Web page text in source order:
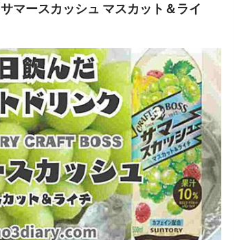
マースカッシュ マスカット＆ライ